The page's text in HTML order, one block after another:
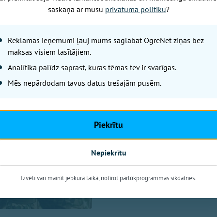
Piektdiena, 7. augusts, 2026 14:33
Ogres un
iedzīvotājus
No 7. līdz 9. augustam Ogres
Zemessardzes 2. Vidzemes
Iedzīvotāji tiek aicināti ar
militārās tehnikas klātbūtni.
saskaņā ar mūsu privātuma politiku?
Reklāmas ieņēmumi ļauj mums saglabāt OgreNet ziņas bez
maksas visiem lasītājiem.
Analītika palīdz saprast, kuras tēmas tev ir svarīgas.
Mēs nepārdodam tavus datus trešajām pusēm.
Piekrītu
Nepiekrītu
Izvēli vari mainīt jebkurā laikā, notīrot pārlūkprogrammas sīkdatnes.